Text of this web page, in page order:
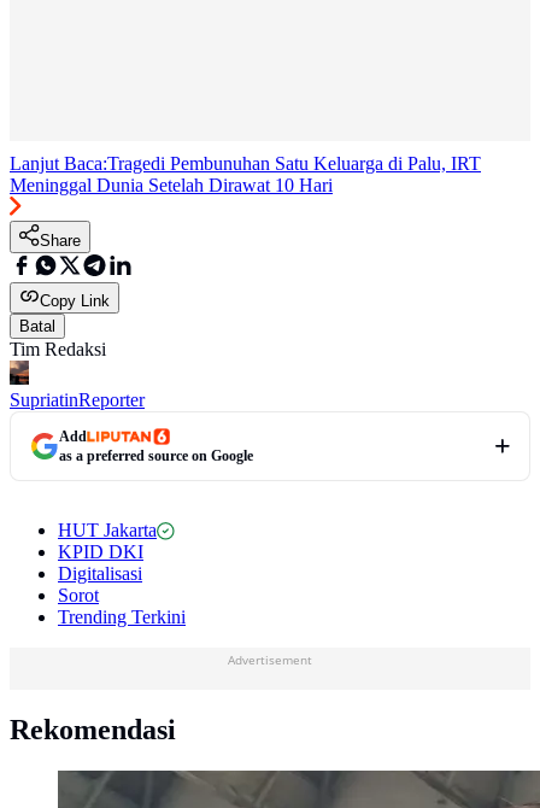
Lanjut Baca:Tragedi Pembunuhan Satu Keluarga di Palu, IRT
Meninggal Dunia Setelah Dirawat 10 Hari
Share
Copy Link
Batal
Tim Redaksi
SupriatinReporter
Add
as a preferred source on Google
HUT Jakarta
KPID DKI
Digitalisasi
Sorot
Trending Terkini
Advertisement
Rekomendasi